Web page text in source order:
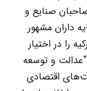
صنایع و
داران مشهور
را در اختیار
و توسعه
اقتصادی